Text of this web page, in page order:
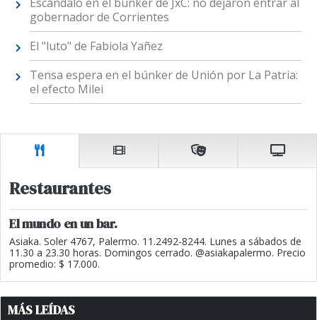
gobernador de Corrientes
El "luto" de Fabiola Yañez
Tensa espera en el búnker de Unión por La Patria:
el efecto Milei
Restaurantes
El mundo en un bar.
Asiaka. Soler 4767, Palermo. 11.2492-8244. Lunes a sábados de
11.30 a 23.30 horas. Domingos cerrado. @asiakapalermo. Precio
promedio: $ 17.000.
MÁS LEÍDAS